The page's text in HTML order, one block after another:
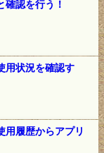
認を行う！
用状況を確認す
履歴からアプリ